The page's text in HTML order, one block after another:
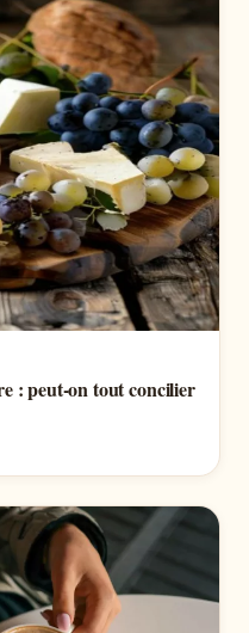
: peut-on tout concilier